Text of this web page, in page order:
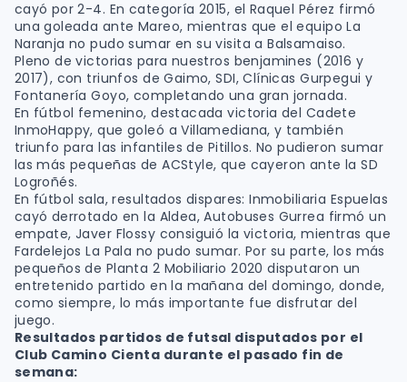
cayó por 2-4. En categoría 2015, el Raquel Pérez firmó
una goleada ante Mareo, mientras que el equipo La
Naranja no pudo sumar en su visita a Balsamaiso.
Pleno de victorias para nuestros benjamines (2016 y
2017), con triunfos de Gaimo, SDI, Clínicas Gurpegui y
Fontanería Goyo, completando una gran jornada.
En fútbol femenino, destacada victoria del Cadete
InmoHappy, que goleó a Villamediana, y también
triunfo para las infantiles de Pitillos. No pudieron sumar
las más pequeñas de ACStyle, que cayeron ante la SD
Logroñés.
En fútbol sala, resultados dispares: Inmobiliaria Espuelas
cayó derrotado en la Aldea, Autobuses Gurrea firmó un
empate, Javer Flossy consiguió la victoria, mientras que
Fardelejos La Pala no pudo sumar. Por su parte, los más
pequeños de Planta 2 Mobiliario 2020 disputaron un
entretenido partido en la mañana del domingo, donde,
como siempre, lo más importante fue disfrutar del
juego.
Resultados partidos de futsal disputados por el
Club Camino Cienta durante el pasado fin de
semana: